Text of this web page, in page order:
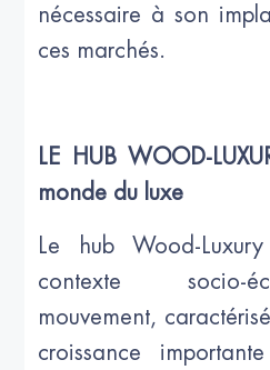
nécessaire à son
ces marchés.
LE HUB WOOD-
monde du luxe
Le hub Wood-
contexte socio-
mouvement,
croissance